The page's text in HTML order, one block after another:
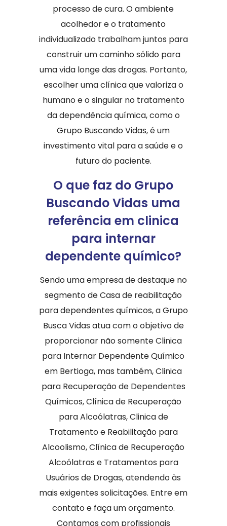
processo de cura. O ambiente
acolhedor e o tratamento
individualizado trabalham juntos para
construir um caminho sólido para
uma vida longe das drogas. Portanto,
escolher uma clínica que valoriza o
humano e o singular no tratamento
da dependência química, como o
Grupo Buscando Vidas, é um
investimento vital para a saúde e o
futuro do paciente.
O que faz do Grupo
Buscando Vidas uma
referência em clinica
para internar
dependente químico?
Sendo uma empresa de destaque no
segmento de Casa de reabilitação
para dependentes químicos, a Grupo
Busca Vidas atua com o objetivo de
proporcionar não somente Clinica
para Internar Dependente Químico
em Bertioga, mas também, Clinica
para Recuperação de Dependentes
Químicos, Clínica de Recuperação
para Alcoólatras, Clinica de
Tratamento e Reabilitação para
Alcoolismo, Clínica de Recuperação
Alcoólatras e Tratamentos para
Usuários de Drogas, atendendo às
mais exigentes solicitações. Entre em
contato e faça um orçamento.
Contamos com profissionais